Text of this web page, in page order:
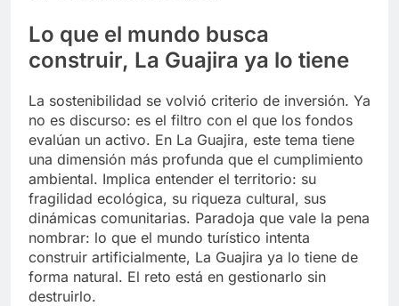
Lo que el mundo busca
construir, La Guajira ya lo tiene
La sostenibilidad se volvió criterio de inversión. Ya
no es discurso: es el filtro con el que los fondos
evalúan un activo. En La Guajira, este tema tiene
una dimensión más profunda que el cumplimiento
ambiental. Implica entender el territorio: su
fragilidad ecológica, su riqueza cultural, sus
dinámicas comunitarias. Paradoja que vale la pena
nombrar: lo que el mundo turístico intenta
construir artificialmente, La Guajira ya lo tiene de
forma natural. El reto está en gestionarlo sin
destruirlo.